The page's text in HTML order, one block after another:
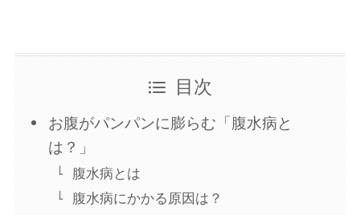
目次
お腹がパンパンに膨らむ「腹水病と
は？」
腹水病とは
腹水病にかかる原因は？